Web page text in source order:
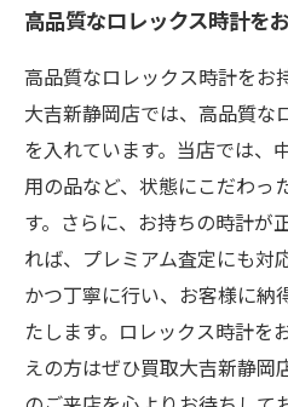
高品質なロレックス時計を
高品質なロレックス時計をお
大吉新静岡店では、高品質な
を入れています。当店では、
用の品など、状態にこだわっ
す。さらに、お持ちの時計が
れば、プレミアム査定にも対
かつ丁寧に行い、お客様に納
たします。ロレックス時計を
えの方はぜひ買取大吉新静岡